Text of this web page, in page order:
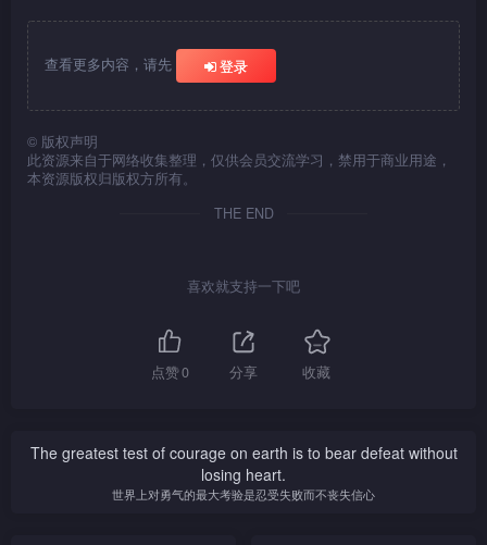
面对爱情与友情，阿惠选择了
友情，决心与阿King分手，甚
和阿King其实从来没有忘记对
方，最后阿King向阿惠求婚。
受周所指派的私家侦探陆永康
(李子雄饰)，二人竟然日久生
来。周见Eve与康感情良好，
就认定妻子与康有染，更错手
令Eve小产，Eve伤心欲绝，
后，不肯接受康，决定离开二
查看更多内容，请先 登录
© 版权声明
此资源来自于网络收集整理，仅供会员交流学习，禁用于商业用途，
本资源版权归版权方所有。
THE END
喜欢就支持一下吧
点赞0 分享 收藏
The greatest test of courage on earth is to bear defeat without
losing heart.
世界上对勇气的最大考验是忍受失败而不丧失信心